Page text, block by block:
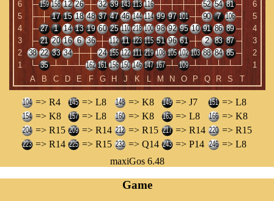
=> R4 => L8 => K8 => J7
=> L8
=> K8
=> L8 => K8 => L8
=> K8
=> R15
=> R14 => R15 => R14
=> R15
=> R14
=> R15 => Q14 => P14
=> L8
maxiGos 6.48
Game